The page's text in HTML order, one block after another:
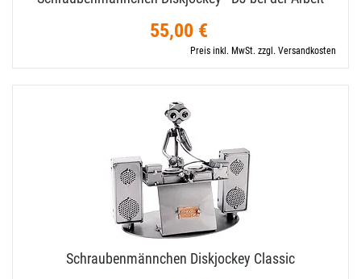
55,00 €
Preis inkl. MwSt. zzgl. Versandkosten
Schraubenmännchen Diskjockey Classic